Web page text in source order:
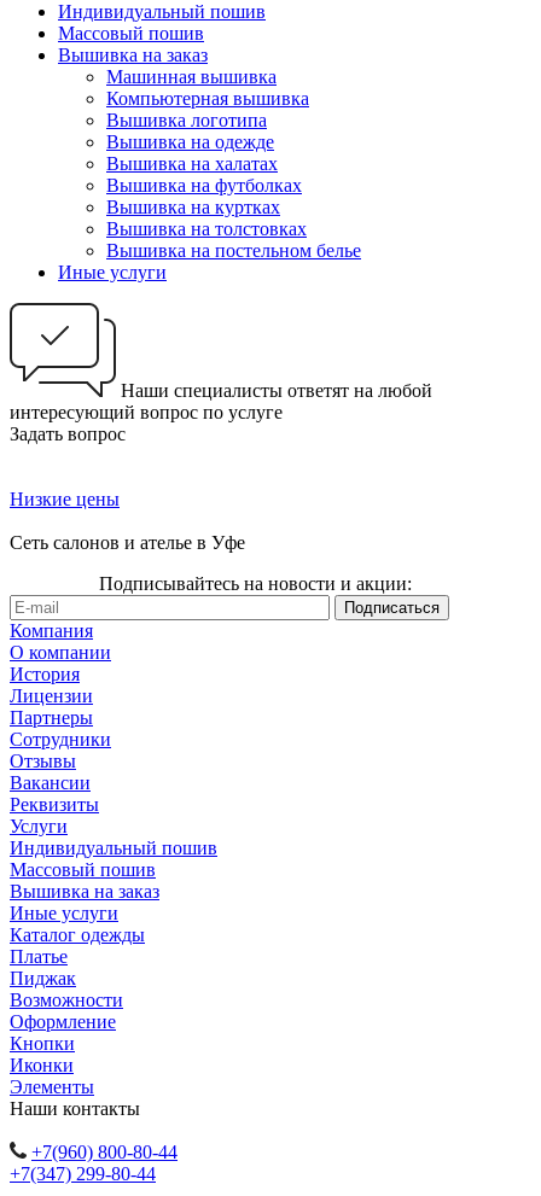
Индивидуальный пошив
Массовый пошив
Вышивка на заказ
Машинная вышивка
Компьютерная вышивка
Вышивка логотипа
Вышивка на одежде
Вышивка на халатах
Вышивка на футболках
Вышивка на куртках
Вышивка на толстовках
Вышивка на постельном белье
Иные услуги
Наши специалисты ответят на любой
интересующий вопрос по услуге
Задать вопрос
Низкие цены
Сеть салонов и ателье в Уфе
Подписывайтесь на новости и акции:
Компания
О компании
История
Лицензии
Партнеры
Сотрудники
Отзывы
Вакансии
Реквизиты
Услуги
Индивидуальный пошив
Массовый пошив
Вышивка на заказ
Иные услуги
Каталог одежды
Платье
Пиджак
Возможности
Оформление
Кнопки
Иконки
Элементы
Наши контакты
+7(960) 800-80-44
+7(347) 299-80-44